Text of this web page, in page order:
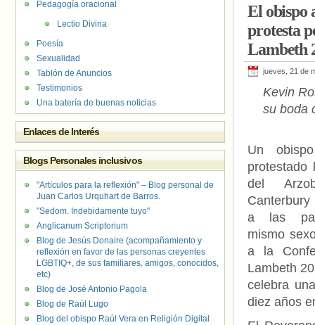
Anglicana,
Kevin
Church of
El obispo
protesta
Lambeth
jueves, 21 de
Kevin
su boda
Un
protestado
del
a las
mismo
a la
Lambeth
celebra
diez años
Pedagogía oracional
Lectio Divina
Poesía
Sexualidad
Tablón de Anuncios
Testimonios
Una batería de buenas noticias
Enlaces de Interés
Blogs Personales inclusivos
"Artículos para la reflexión" – Blog personal de
Juan Carlos Urquhart de Barros.
"Sedom. Indebidamente tuyo"
Anglicanum Scriptorium
Blog de Jesús Donaire (acompañamiento y
reflexión en favor de las personas creyentes
LGBTIQ+, de sus familiares, amigos, conocidos,
etc)
Blog de José Antonio Pagola
Blog de Raúl Lugo
Blog del obispo Raúl Vera en Religión Digital